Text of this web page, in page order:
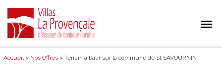
Accueil> Nos Offres > Terrain a bâtir sur la commune de St SAVOURNIN